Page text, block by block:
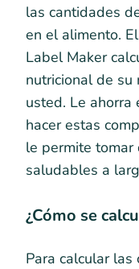
las cantidades
en el alimento.
Label Maker
nutricional de
usted. Le ahorra
hacer estas
le permite tomar
saludables a
¿Cómo se
Para calcular